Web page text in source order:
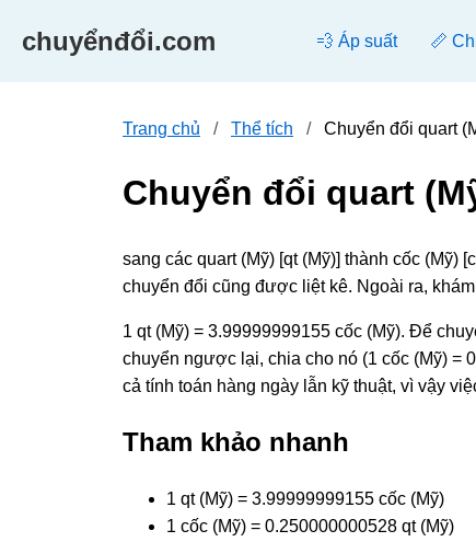
chuyểnđổi.com 💨 Áp suất 📏
Trang chủ Thể tích Chuyển đổi quart
Chuyển đổi quart
sang các quart (Mỹ) [qt (Mỹ)] thành cốc
chuyển đổi cũng được liệt kê. Ngoài ra,
1 qt (Mỹ) = 3.99999999155 cốc (Mỹ). Để
chuyển ngược lại, chia cho nó (1 cốc (Mỹ) =
cả tính toán hàng ngày lẫn kỹ thuật, vì vậy
Tham khảo nhanh
1 qt (Mỹ) = 3.99999999155 cốc (Mỹ)
1 cốc (Mỹ) = 0.250000000528 qt (Mỹ)